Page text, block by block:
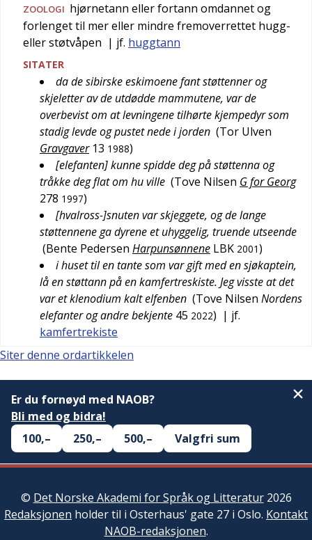
ZOOLOGI hjørnetann eller fortann omdannet og
forlenget til mer eller mindre fremoverrettet hugg-
eller støtvåpen | jf. huggtann
SITATER
da de sibirske eskimoene fant støttenner og
skjeletter av de utdødde mammutene, var de
overbevist om at levningene tilhørte kjempedyr som
stadig levde og pustet nede i jorden (Tor Ulven
Gravgaver 13 1988)
[elefanten] kunne spidde deg på støttenna og
tråkke deg flat om hu ville (Tove Nilsen G for Georg
278 1997)
[hvalross-]snuten var skjeggete, og de lange
støttennene ga dyrene et uhyggelig, truende utseende
(Bente Pedersen Harpunsønnene LBK 2001)
i huset til en tante som var gift med en sjøkaptein,
lå en støttann på en kamfertreskiste. Jeg visste at det
var et klenodium kalt elfenben (Tove Nilsen Nordens
elefanter og andre bekjente 45 2022) | jf.
kamfertrekiste
Siter denne ordartikkelen
Er du fornøyd med NAOB?
Bli med og bidra!
100,–
250,– 500,– Valgfri sum
© Det Norske Akademi for Språk og Litteratur2026
Redaksjonen holder til i Osterhaus' gate 27 i Oslo. Kontakt
NAOB-redaksjonen.